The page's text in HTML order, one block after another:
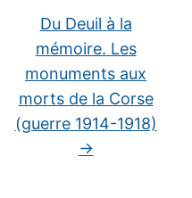
Du Deuil à la
mémoire. Les
monuments aux
morts de la Corse
(guerre 1914-1918)
→